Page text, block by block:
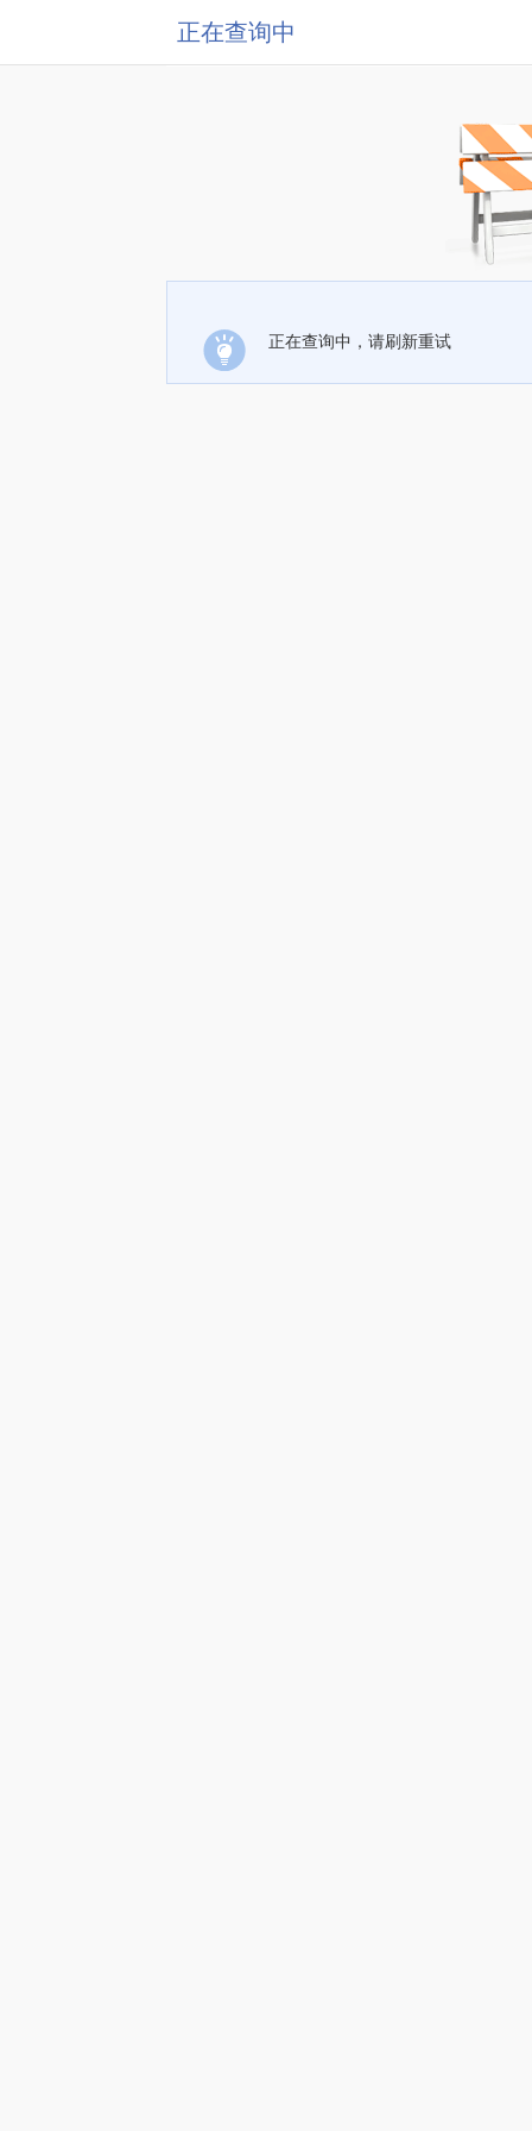
正在查询中
正在查询中，请刷新重试